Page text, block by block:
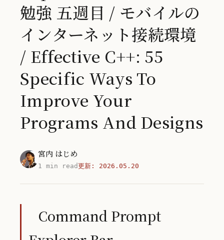
勉強 五週目 / モバイルの
インターネット接続環境
/ Effective C++: 55
Specific Ways To
Improve Your
Programs And Designs
宮内 はじめ
1 min read更新: 2026.05.20
Command Prompt